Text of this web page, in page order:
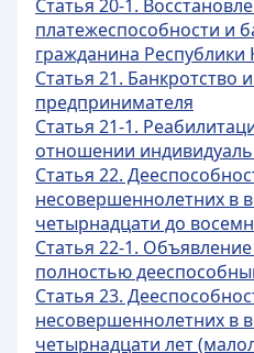
Статья 20-1.
платежеспособности и
гражданина Республики
Статья 21. Банкротство
предпринимателя
Статья 21-1.
отношении
Статья 22.
несовершеннолетних в
четырнадцати до
Статья 22-1.
полностью
Статья 23.
несовершеннолетних в
четырнадцати лет